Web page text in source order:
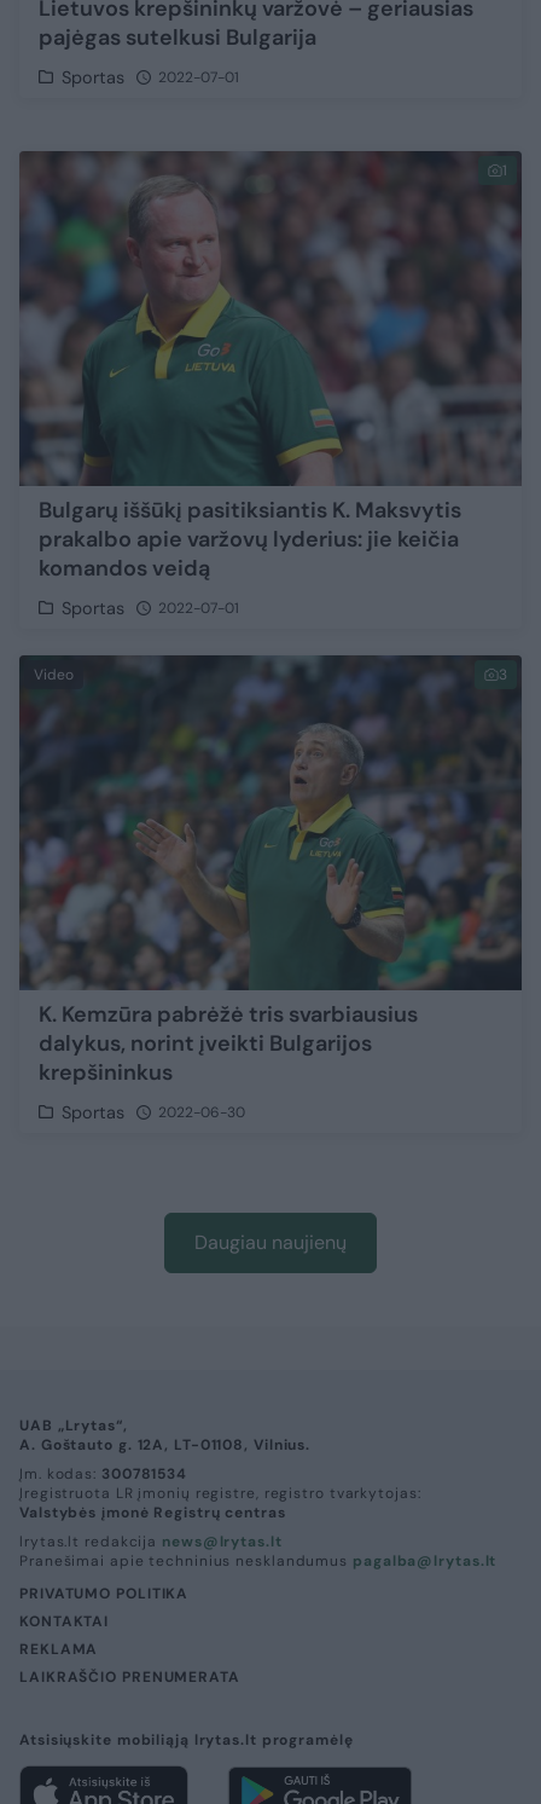
Lietuvos krepšininkų varžovė – geriausias
pajėgas sutelkusi Bulgarija
Sportas 2022-07-01
1
Bulgarų iššūkį pasitiksiantis K. Maksvytis
prakalbo apie varžovų lyderius: jie keičia
komandos veidą
Sportas 2022-07-01
Video 3
K. Kemzūra pabrėžė tris svarbiausius
dalykus, norint įveikti Bulgarijos
krepšininkus
Sportas 2022-06-30
Daugiau naujienų
UAB „Lrytas“,
A. Goštauto g. 12A, LT-01108, Vilnius.
Įm. kodas: 300781534
Įregistruota LR įmonių registre, registro tvarkytojas:
Valstybės įmonė Registrų centras
lrytas.lt redakcija news@lrytas.lt
Pranešimai apie techninius nesklandumus pagalba@lrytas.lt
PRIVATUMO POLITIKA
KONTAKTAI
REKLAMA
LAIKRAŠČIO PRENUMERATA
Atsisiųskite mobiliąją lrytas.lt programėlę